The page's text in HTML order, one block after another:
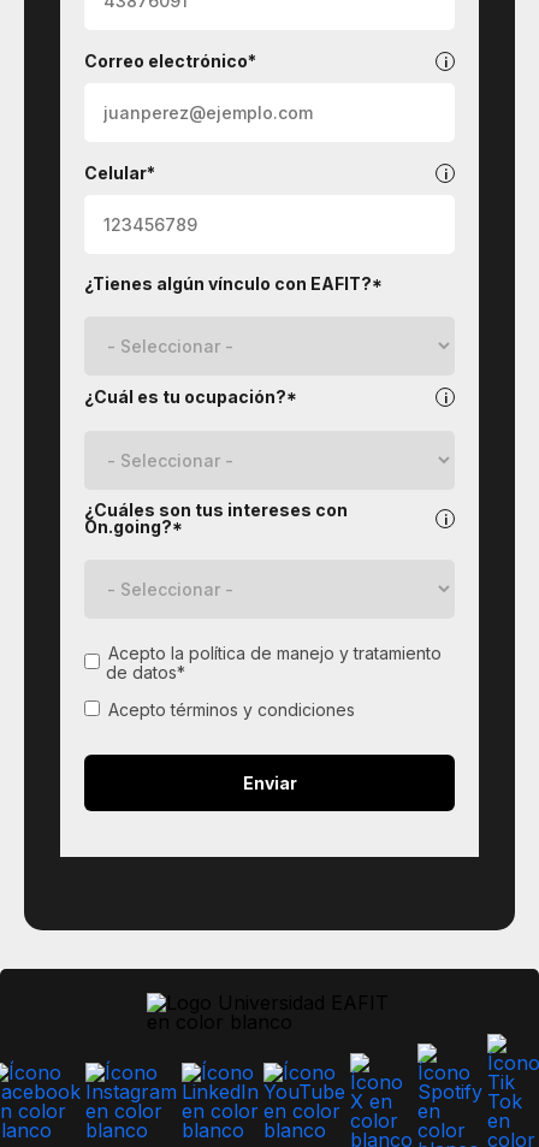
Correo electrónico*
Celular*
¿Tienes algún vínculo con EAFIT?*
¿Cuál es tu ocupación?*
¿Cuáles son tus intereses con
On.going?*
Acepto la política de manejo y tratamiento
de datos*
Acepto términos y condiciones